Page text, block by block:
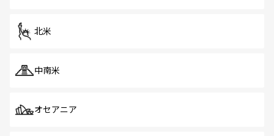
北米
中南米
オセアニア